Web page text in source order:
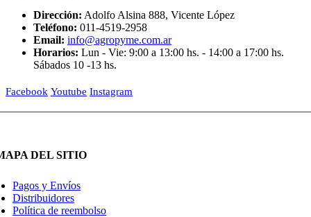
Dirección: Adolfo Alsina 888, Vicente López
Teléfono: 011-4519-2958
Email: info@agropyme.com.ar
Horarios: Lun - Vie: 9:00 a 13:00 hs. - 14:00 a 17:00 hs.
Sábados 10 -13 hs.
Facebook Youtube Instagram
DEL SITIO
Pagos y Envíos
Distribuidores
Política de reembolso